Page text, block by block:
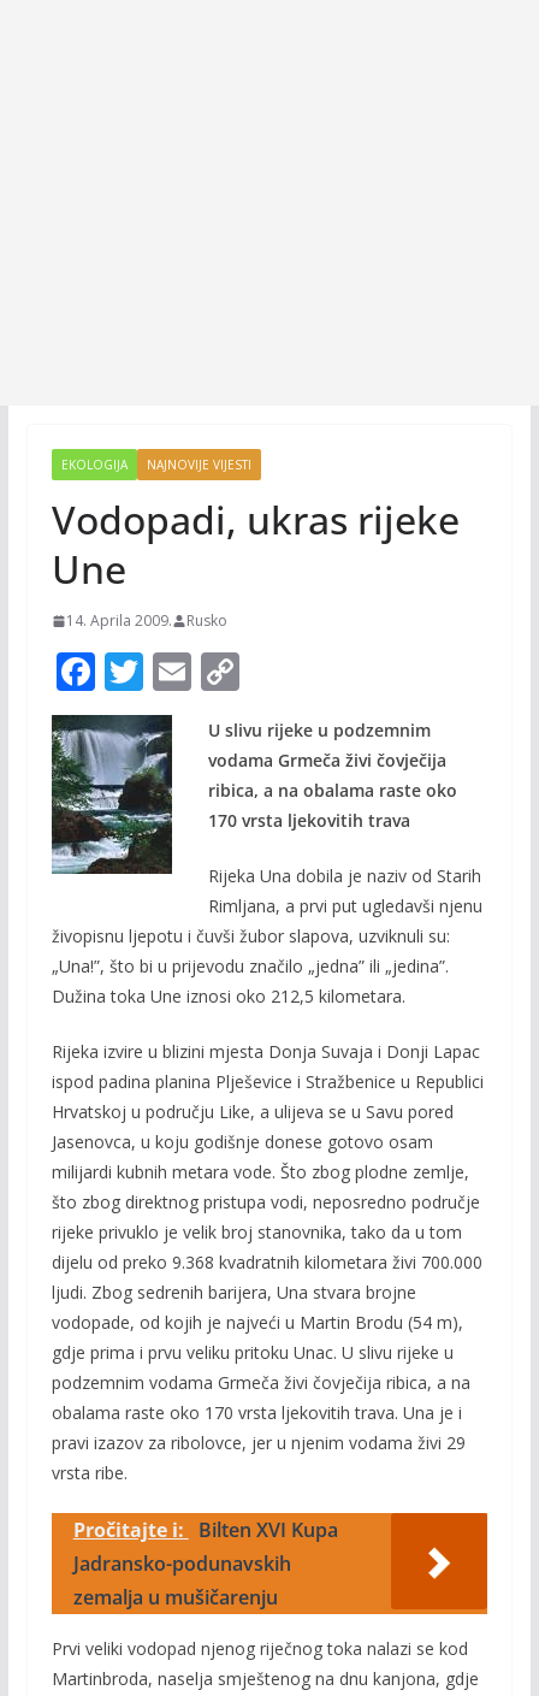
EKOLOGIJA NAJNOVIJE VIJESTI
Vodopadi, ukras rijeke
Une
14. Aprila 2009. Rusko
F
ac
e
b
o
o
T
w
itt
er
E
ai
C
o
p
y
Li
n
k
U slivu rijeke u podzemnim
vodama Grmeča živi čovječija
ribica, a na obalama raste oko
170 vrsta ljekovitih trava
Rijeka Una dobila je naziv od Starih
Rimljana, a prvi put ugledavši njenu
živopisnu ljepotu i čuvši žubor slapova, uzviknuli su:
„Una!”, što bi u prijevodu značilo „jedna” ili „jedina”.
Dužina toka Une iznosi oko 212,5 kilometara.
Rijeka izvire u blizini mjesta Donja Suvaja i Donji Lapac
ispod padina planina Plješevice i Stražbenice u Republici
Hrvatskoj u području Like, a ulijeva se u Savu pored
Jasenovca, u koju godišnje donese gotovo osam
milijardi kubnih metara vode. Što zbog plodne zemlje,
što zbog direktnog pristupa vodi, neposredno područje
rijeke privuklo je velik broj stanovnika, tako da u tom
dijelu od preko 9.368 kvadratnih kilometara živi 700.000
ljudi. Zbog sedrenih barijera, Una stvara brojne
vodopade, od kojih je najveći u Martin Brodu (54 m),
gdje prima i prvu veliku pritoku Unac. U slivu rijeke u
podzemnim vodama Grmeča živi čovječija ribica, a na
obalama raste oko 170 vrsta ljekovitih trava. Una je i
pravi izazov za ribolovce, jer u njenim vodama živi 29
vrsta ribe.
Pročitajte i:
Bilten XVI Kupa
Jadransko-podunavskih
zemalja u mušičarenju
Prvi veliki vodopad njenog riječnog toka nalazi se kod
Martinbroda, naselja smještenog na dnu kanjona, gdje